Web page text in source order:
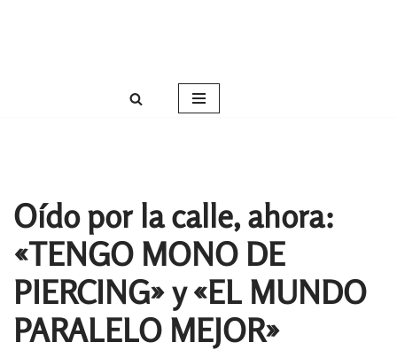
Oído por la calle, ahora:
«TENGO MONO DE
PIERCING» y «EL MUNDO
PARALELO MEJOR»